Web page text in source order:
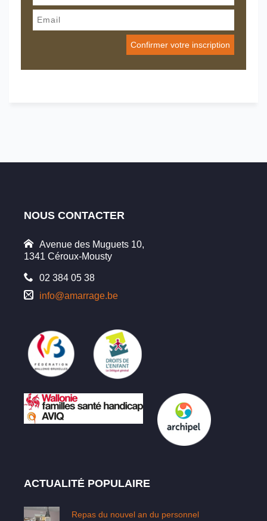
NOUS CONTACTER
Avenue des Muguets 10,
1341 Céroux-Mousty
02 384 05 38
info@amarrage.be
ACTUALITÉ POPULAIRE
Repas du nouvel an du personnel